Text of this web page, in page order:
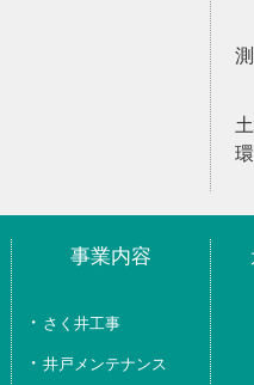
事業内容
さく井工事
井戸メンテナンス